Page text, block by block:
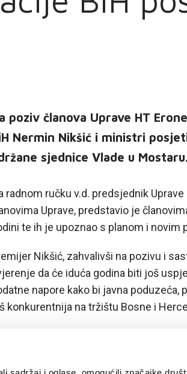
poziv članova Uprave HT
Nermin Nikšić i ministri
sjednice Vlade u Mostaru.
radnom ručku v.d. predsjednik
Uprave, predstavio je
te ih je upoznao s planom i novim
Nikšić, zahvalivši na pozivu i
da će iduća godina biti još
napore kako bi javna poduzeća,
konkurentnija na tržištu Bosne i